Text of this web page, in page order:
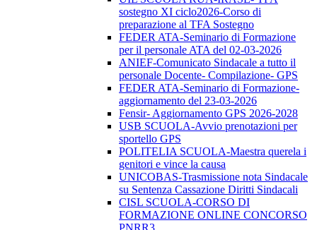
sostegno XI ciclo2026-Corso di
preparazione al TFA Sostegno
FEDER ATA-Seminario di Formazione
per il personale ATA del 02-03-2026
ANIEF-Comunicato Sindacale a tutto il
personale Docente- Compilazione- GPS
FEDER ATA-Seminario di Formazione-
aggiornamento del 23-03-2026
Fensir- Aggiornamento GPS 2026-2028
USB SCUOLA-Avvio prenotazioni per
sportello GPS
POLITELIA SCUOLA-Maestra querela i
genitori e vince la causa
UNICOBAS-Trasmissione nota Sindacale
su Sentenza Cassazione Diritti Sindacali
CISL SCUOLA-CORSO DI
FORMAZIONE ONLINE CONCORSO